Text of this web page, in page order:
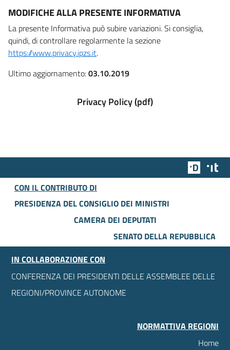
MODIFICHE ALLA PRESENTE INFORMATIVA
La presente Informativa può subire variazioni. Si consiglia,
quindi, di controllare regolarmente la sezione
https://www.privacy.ipzs.it.
Ultimo aggiornamento:03.10.2019
Privacy Policy (pdf)
Team
CON IL CONTRIBUTO DI
PRESIDENZA DEL CONSIGLIO DEI MINISTRI
CAMERA DEI DEPUTATI
SENATO DELLA REPUBBLICA
IN COLLABORAZIONE CON
CONFERENZA DEI PRESIDENTI DELLE ASSEMBLEE DELLE
REGIONI/PROVINCE AUTONOME
NORMATTIVA REGIONI
Home